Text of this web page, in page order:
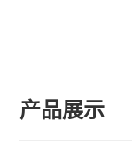
产品展示